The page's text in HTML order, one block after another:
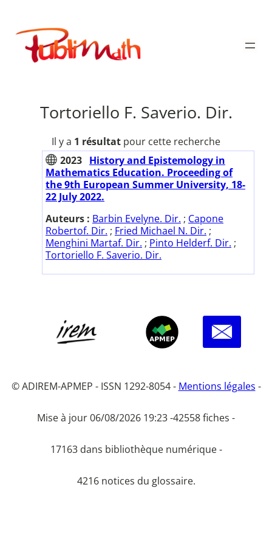
contenu
Publimath
Tortoriello F. Saverio. Dir.
Il y a 1 résultat pour cette recherche
2023 History and Epistemology in
Mathematics Education. Proceeding of
the 9th European Summer University, 18-
22 July 2022.
Auteurs : Barbin Evelyne. Dir. ; Capone
Robertof. Dir. ; Fried Michael N. Dir. ;
Menghini Martaf. Dir. ; Pinto Helderf. Dir. ;
Tortoriello F. Saverio. Dir.
© ADIREM-APMEP - ISSN 1292-8054 - Mentions légales -
Mise à jour 06/08/2026 19:23 -42558 fiches -
17163 dans bibliothèque numérique -
4216 notices du glossaire.